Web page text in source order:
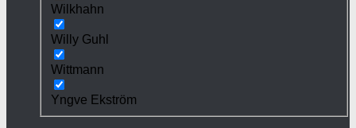
Wilkhahn
Willy Guhl
Wittmann
Yngve Ekström